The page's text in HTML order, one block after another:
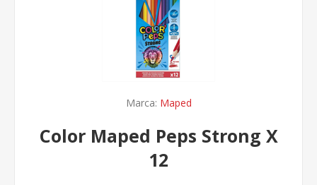
Marca: Maped
Color Maped Peps Strong X
12